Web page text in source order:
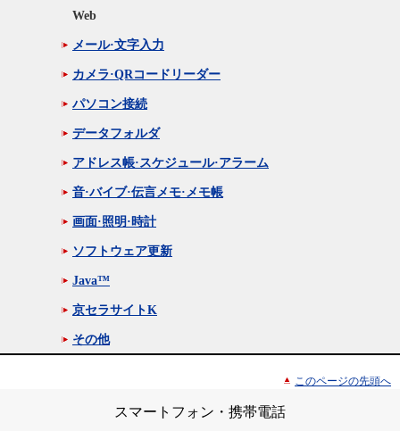
Web
メール·文字入力
カメラ·QRコードリーダー
パソコン接続
データフォルダ
アドレス帳·スケジュール·アラーム
音·バイブ·伝言メモ·メモ帳
画面·照明·時計
ソフトウェア更新
Java™
京セラサイトK
その他
このページの先頭へ
スマートフォン・携帯電話